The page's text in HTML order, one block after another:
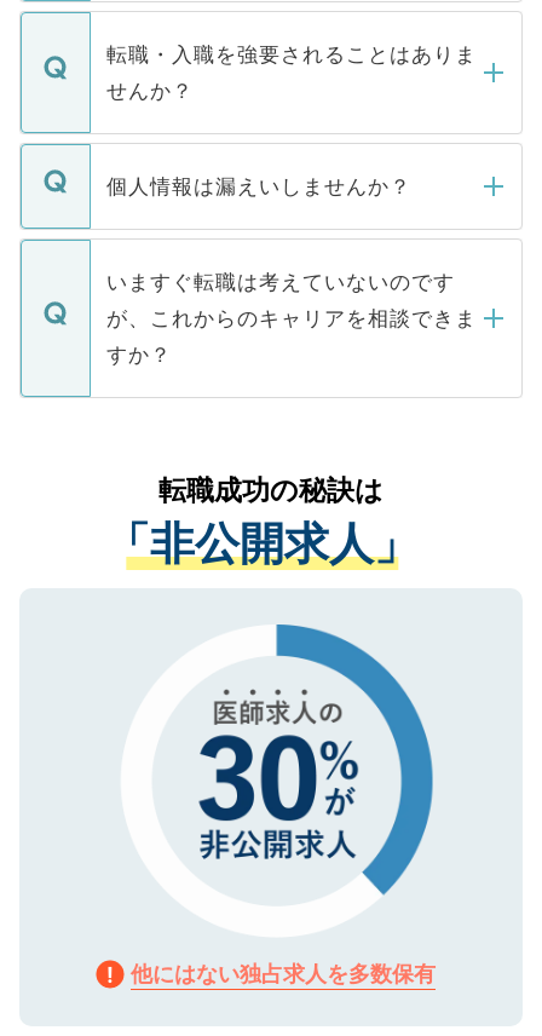
ます。通常、5営業日以内にはご連絡をせて
いただきますので、しばらくお待ちくださ
マイナビDOCTORで取り扱っている求人の
うち約3割は、Webサイトからご覧いただ
けない「非公開求人」です。非公開求人は
下記の理由によって、一般には公開してい
ません。
■応募殺到を避けるため 人気のある医療機
関を公にしてしまうと、応募が殺到する場
に、医療機関が求める条件に合った人材の
みを人材紹介会社に依頼するケースが増え
ています。
転職・入職を強要されることはありま
せんか？
転職・入職を強要することは一切ありませ
ん。また、仮に応募先から内定をいただい
定を承諾する必要はありません。内定先へ
の辞退の連絡はキャリアパートナーが行い
個人情報は漏えいしませんか？
個人情報が漏えいすることはありませんの
で、ご安心ください。当サイトからの登録
などで収集したご登録者様の個人情報は、
ご本人のキャリアアップおよび転職活動の
支援を目的に使用いたします。お預かりし
ているすべての個人データはご本人の許可
は、個人情報の取り扱いについての厳密な
管理基準を満たした事業者のみに付与され
る、プライバシーマークを取得済みです。
で、機密保持に関してもご安心ください。
いますぐ転職は考えていないのです
が、これからのキャリアを相談できま
すか？
かがいして、現在の医療機関の状況や紹介
経験をまじえながら、適切なアドバイスを
させていただきます。すぐにご転職をされ
ない方には、長期的なサポートが可能です
ので、まずはご登録ください。
転職成功の秘訣は
「非公開求人」
他にはない独占求人を多数保有